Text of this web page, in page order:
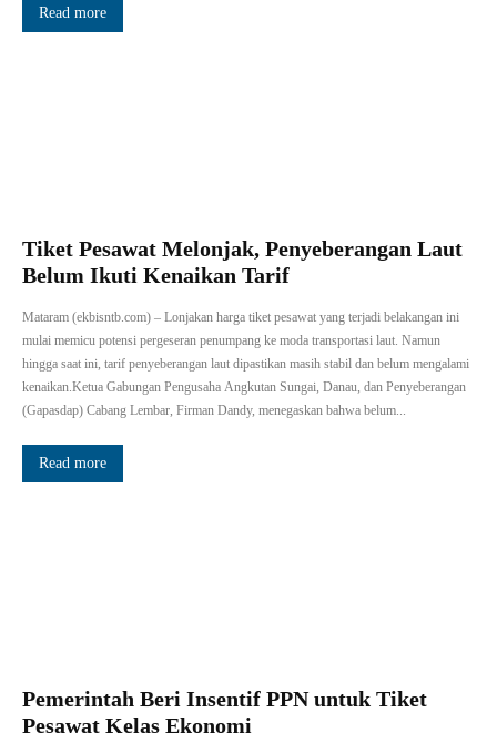
Read more
Tiket Pesawat Melonjak, Penyeberangan Laut
Belum Ikuti Kenaikan Tarif
Mataram (ekbisntb.com) – Lonjakan harga tiket pesawat yang terjadi belakangan ini
mulai memicu potensi pergeseran penumpang ke moda transportasi laut. Namun
hingga saat ini, tarif penyeberangan laut dipastikan masih stabil dan belum mengalami
kenaikan.Ketua Gabungan Pengusaha Angkutan Sungai, Danau, dan Penyeberangan
(Gapasdap) Cabang Lembar, Firman Dandy, menegaskan bahwa belum...
Read more
Pemerintah Beri Insentif PPN untuk Tiket
Pesawat Kelas Ekonomi